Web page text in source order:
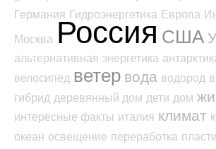
Германия Гидроэнергетика Европа
Москва Россия США
альтернативная энергетика
велосипед ветер вода водород
гибрид деревянный дом дети дом
интересные факты италия климат
океан освещение переработка